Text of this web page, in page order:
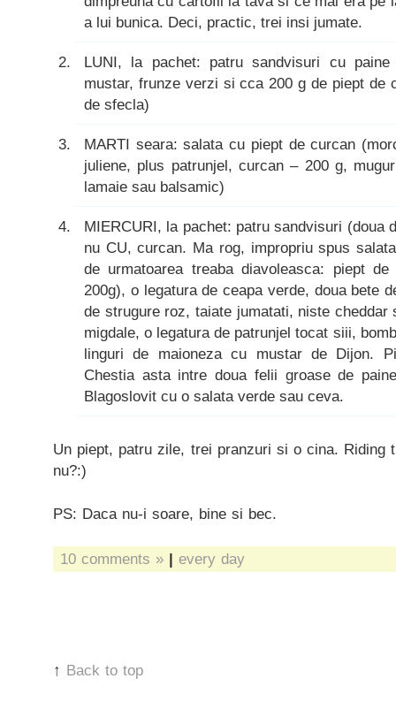
a lui bunica. Deci, practic, trei insi jumate.
LUNI, la pachet: patru sandvisuri cu
mustar, frunze verzi si cca 200 g de piept de
de sfecla)
MARTI seara: salata cu piept de curcan
juliene, plus patrunjel, curcan – 200 g,
lamaie sau balsamic)
MIERCURI, la pachet: patru sandvisuri (doua
nu CU, curcan. Ma rog, impropriu spus
de urmatoarea treaba diavoleasca: piept
200g), o legatura de ceapa verde, doua bete
de strugure roz, taiate jumatati, niste cheddar
migdale, o legatura de patrunjel tocat siii,
linguri de maioneza cu mustar de Dijon.
Chestia asta intre doua felii groase de
Blagoslovit cu o salata verde sau ceva.
Un piept, patru zile, trei pranzuri si o cina.
nu?:)
PS: Daca nu-i soare, bine si bec.
10 comments » | every day
↑ Back to top